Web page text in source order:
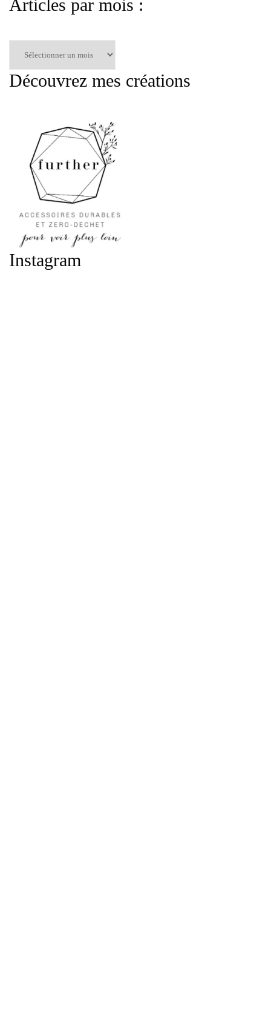
Articles par mois :
mois
Découvrez mes créations
Instagram